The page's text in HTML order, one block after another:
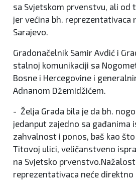
sa Svjetskom prvenstvu, ali od
jer većina bh. reprezentativaca
Sarajevo.
Gradonačelnik Samir Avdić i
stalnoj komunikaciji sa
Bosne i Hercegovine i
Adnanom Džemidžićem.
- Želja Grada bila je da bh.
jedanput zajedno sa gađanima
zahvalnost i ponos, baš kao
Titovoj ulici, veličanstveno
na Svjetsko
reprezentativaca neće